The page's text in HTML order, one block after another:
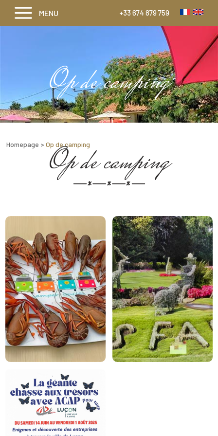
+33 674 879 759
MENU
Op de camping
Homepage >Op de camping
Op de camping
Activiteiten op
de camping
Plus d'informations
Luçon
Plus d'informations
Eenmalige